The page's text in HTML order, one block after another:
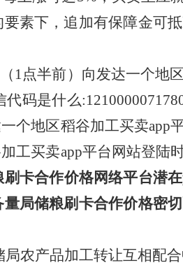
素下，追加有保障金可
1点半前）向发达一个地
码是什么
个地区稻谷加工买卖app
工买卖app平台网站登陆
卡合作价格网络平台潜
局储粮刷卡合作价格密
农产品加工转让互相配